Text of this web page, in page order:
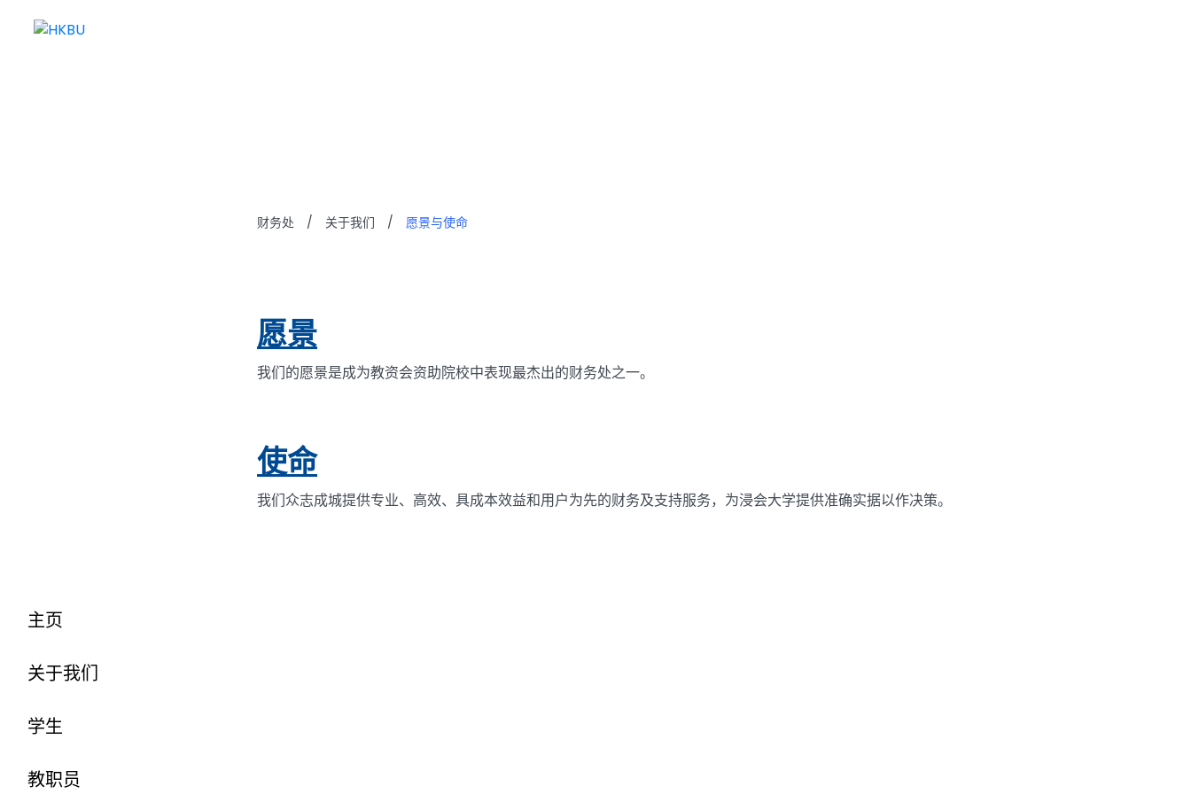
主页
关于我们
学生
教职员
财务处 / 关于我们 / 愿景与使命
愿景
我们的愿景是成为教资会资助院校中表现最杰出的财务处之一。
使命
我们众志成城提供专业、高效、具成本效益和用户为先的财务及支持服务，为浸会大学提供准确实据以作决策。